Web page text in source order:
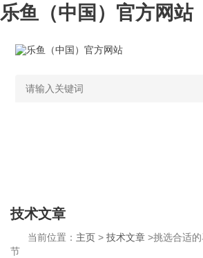
乐鱼（中国）官方网站
技术文章
当前位置： 主页 >技术文章 >挑选合适的
节